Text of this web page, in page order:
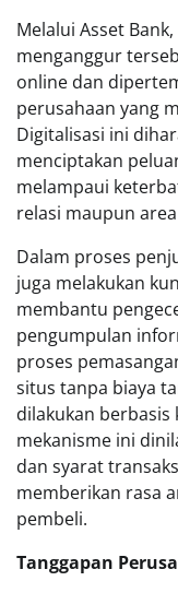
Melalui Asset
menganggur
online dan
perusahaan yang
Digitalisasi ini
menciptakan
melampaui
relasi maupun
Dalam proses
juga melakukan
membantu
pengumpulan
proses
situs tanpa biaya
dilakukan berbasis
mekanisme ini
dan syarat
memberikan rasa
pembeli.
Tanggapan